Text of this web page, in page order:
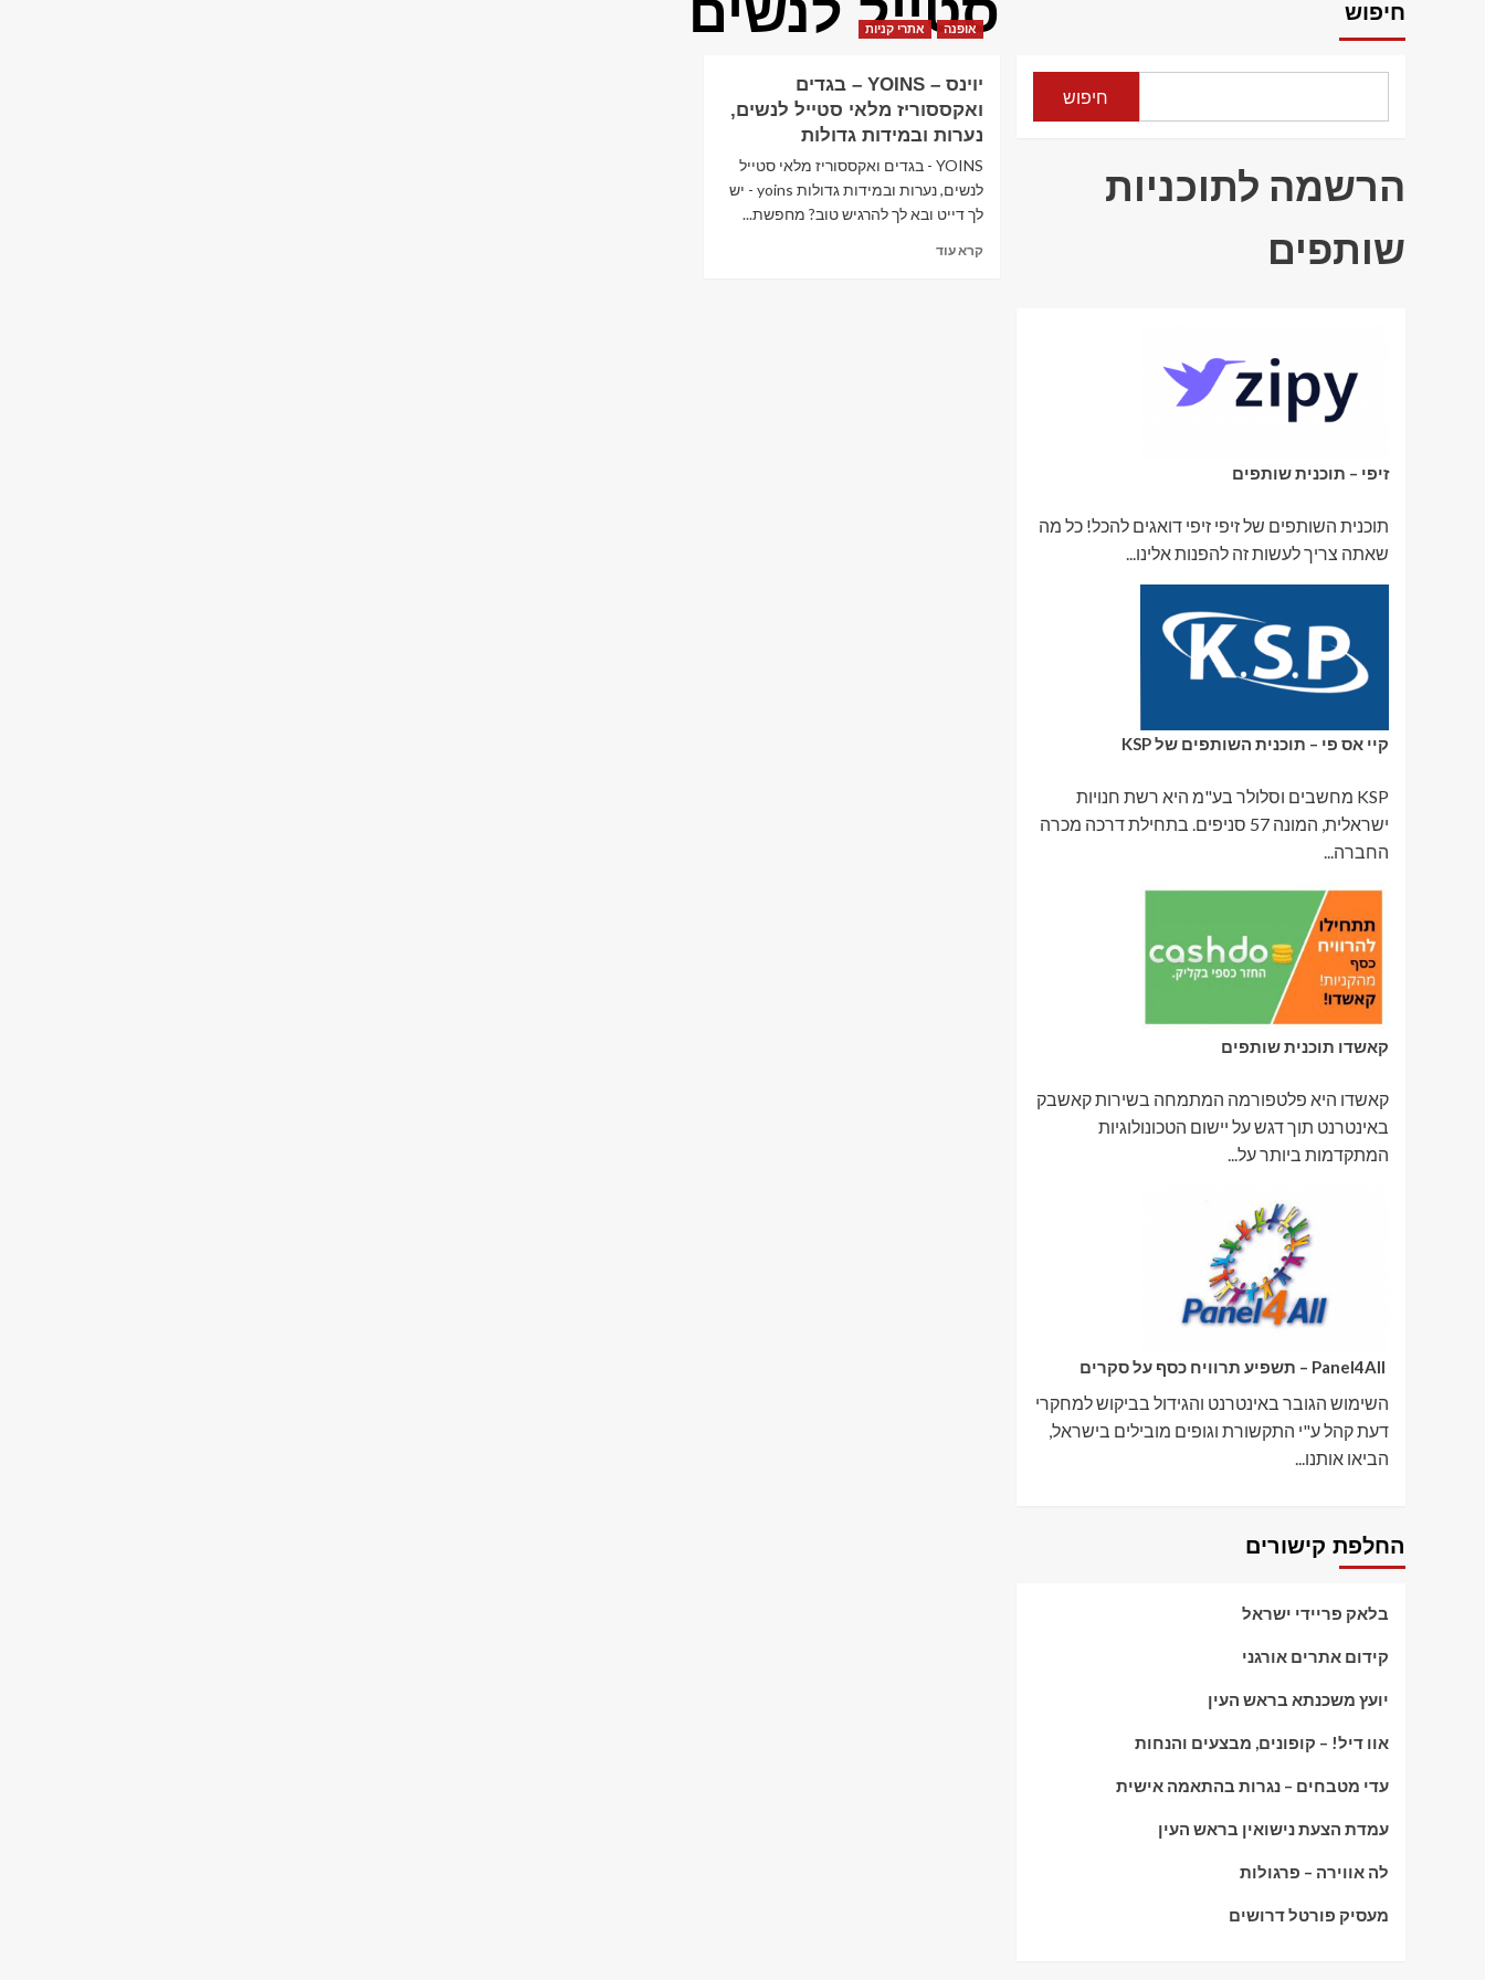
סטייל לנשים
אופנה אתרי קניות
יוינס – YOINS – בגדים
ואקססוריז מלאי סטייל לנשים,
נערות ובמידות גדולות
YOINS - בגדים ואקססוריז מלאי סטייל
לנשים, נערות ובמידות גדולות yoins - יש
לך דייט ובא לך להרגיש טוב? מחפשת...
קרא עודRead
חיפוש
חיפוש
הרשמה לתוכניות
שותפים
זיפי – תוכנית שותפים
תוכנית השותפים של זיפי זיפי דואגים להכל! כל מה
שאתה צריך לעשות זה להפנות אלינו...
קיי אס פי – תוכנית השותפים של KSP
KSP מחשבים וסלולר בע"מ היא רשת חנויות
ישראלית, המונה 57 סניפים. בתחילת דרכה מכרה
החברה...
קאשדו תוכנית שותפים
קאשדו היא פלטפורמה המתמחה בשירות קאשבק
באינטרנט תוך דגש על יישום הטכונולוגיות
המתקדמות ביותר על...
השימוש הגובר באינטרנט והגידול בביקוש למחקרי
דעת קהל ע"י התקשורת וגופים מובילים בישראל,
הביאו אותנו...
החלפת קישורים
בלאק פריידי ישראל
קידום אתרים אורגני
יועץ משכנתא בראש העין
אוו דיל! – קופונים, מבצעים והנחות
עדי מטבחים – נגרות בהתאמה אישית
עמדת הצעת נישואין בראש העין
לה אווירה – פרגולות
מעסיק פורטל דרושים